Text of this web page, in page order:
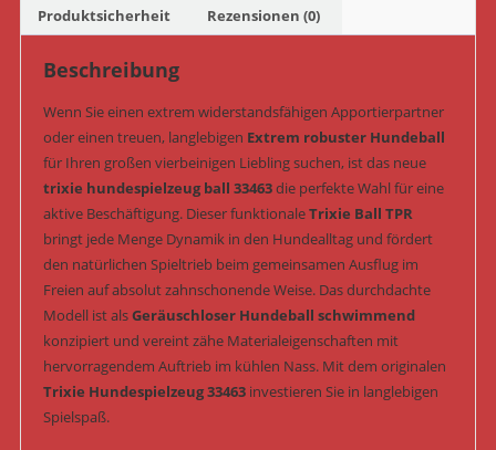
geräuschlos
ø
(Art.-
33463)
Menge
Produktsicherheit
Rezensionen (0)
Beschreibung
Wenn Sie einen extrem widerstandsfähigen Apportierpartner
oder einen treuen, langlebigen Extrem robuster Hundeball
für Ihren großen vierbeinigen Liebling suchen, ist das neue
trixie hundespielzeug ball 33463die perfekte Wahl für eine
aktive Beschäftigung. Dieser funktionaleTrixie Ball TPR
bringt jede Menge Dynamik in den Hundealltag und fördert
den natürlichen Spieltrieb beim gemeinsamen Ausflug im
Freien auf absolut zahnschonende Weise. Das durchdachte
Modell ist alsGeräuschloser Hundeball schwimmend
konzipiert und vereint zähe Materialeigenschaften mit
hervorragendem Auftrieb im kühlen Nass. Mit dem originalen
Trixie Hundespielzeug 33463investieren Sie in langlebigen
Spielspaß.